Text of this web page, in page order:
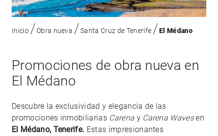
Inicio Obra nueva Santa Cruz de Tenerife El Médano
Promociones de obra nueva en
El Médano
Descubre la exclusividad y elegancia de las
promociones inmobiliarias Carena y Carena Wavesen
El Médano, Tenerife. Estas impresionantes